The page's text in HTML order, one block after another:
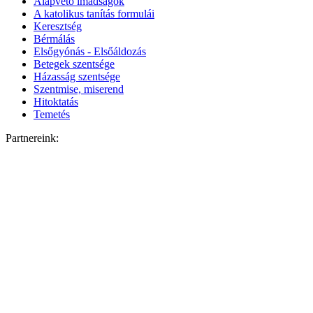
A katolikus tanítás formulái
Keresztség
Bérmálás
Elsőgyónás - Elsőáldozás
Betegek szentsége
Házasság szentsége
Szentmise, miserend
Hitoktatás
Temetés
Partnereink: